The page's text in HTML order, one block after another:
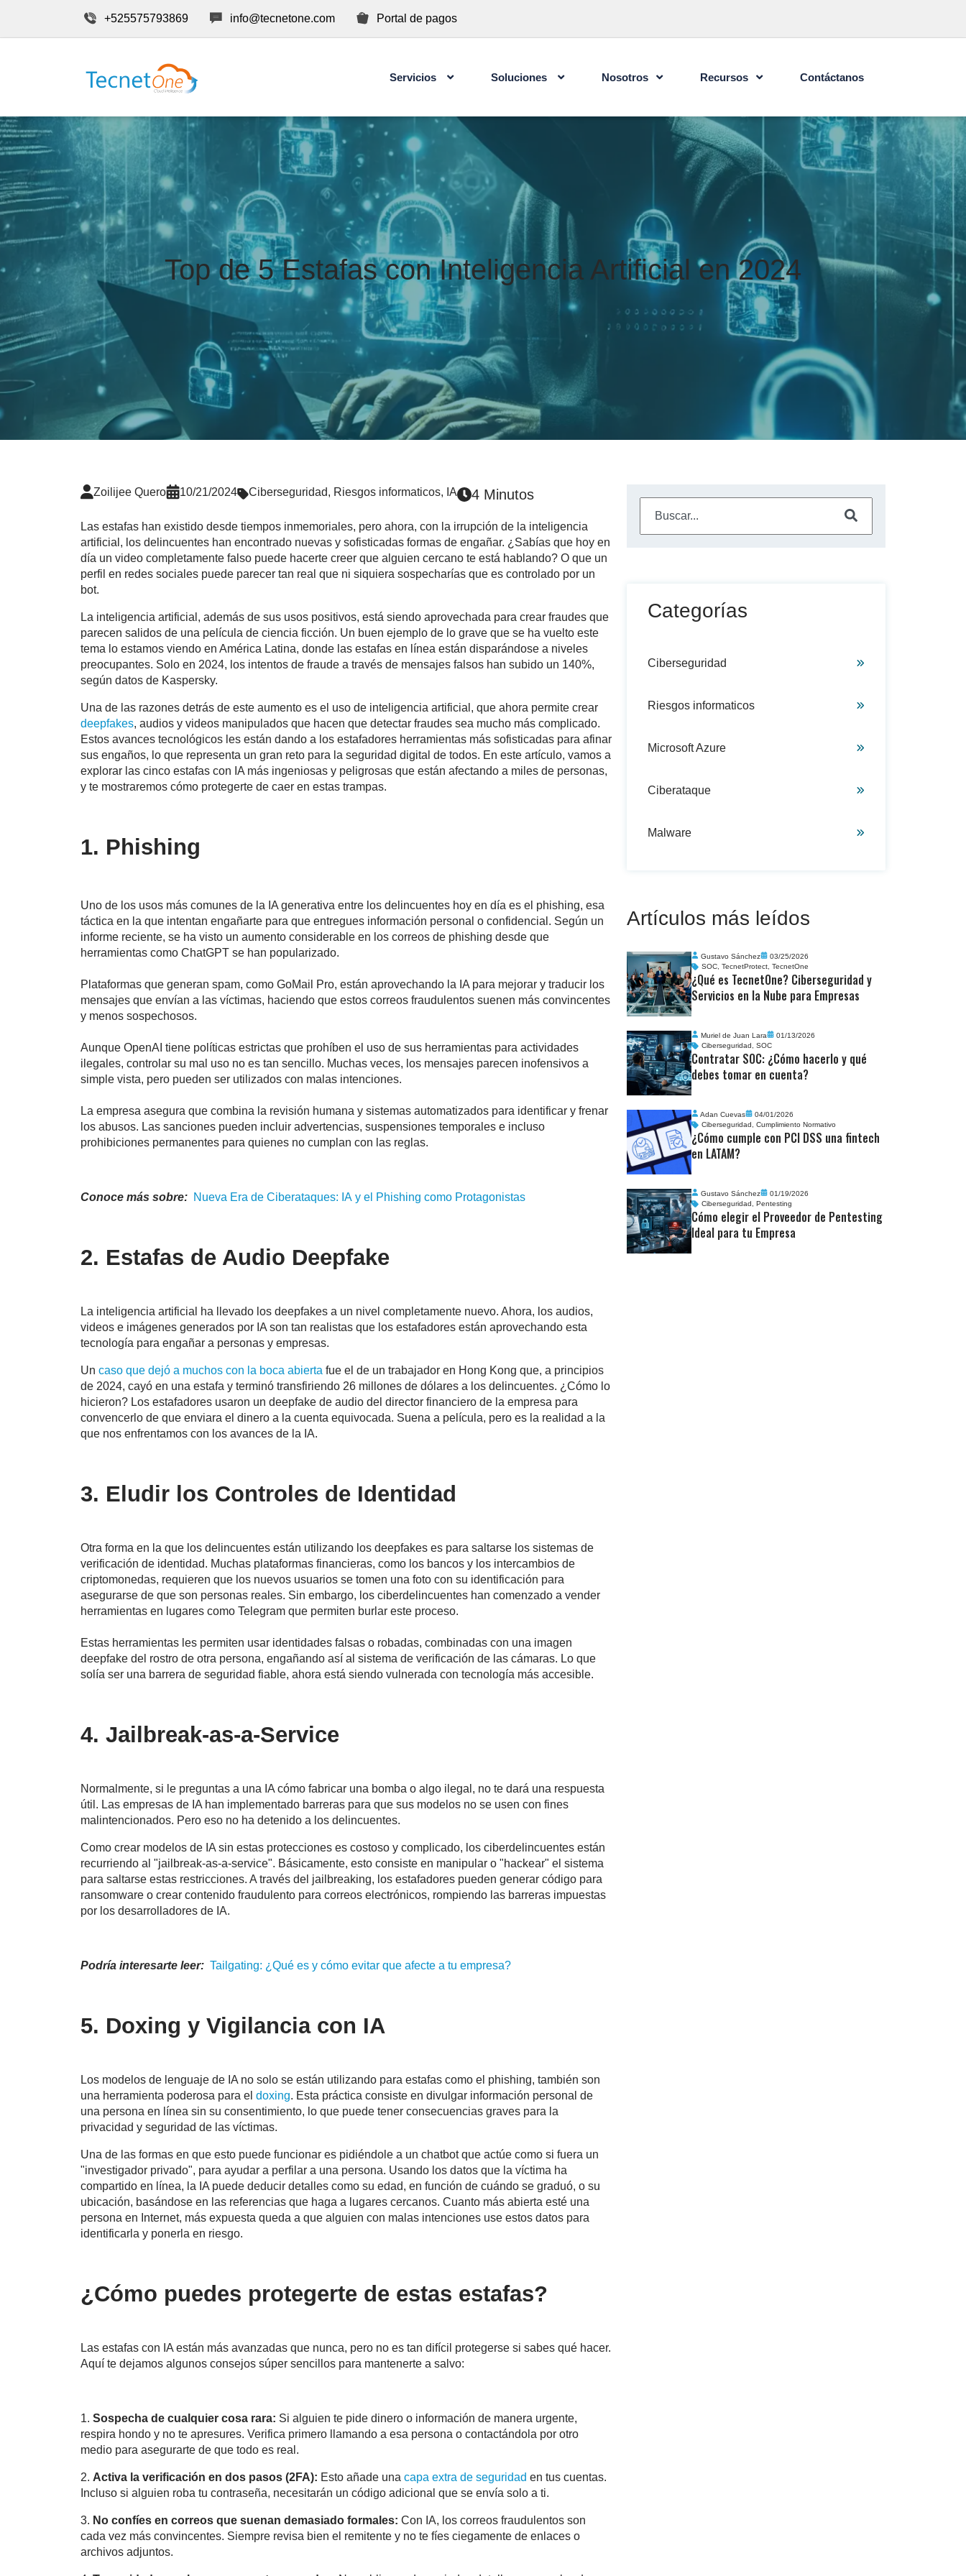
+525575793869 info@tecnetone.com Portal de pagos
Servicios Soluciones Nosotros Recursos Contáctanos
Top de 5 Estafas con Inteligencia Artificial en 2024
Zoilijee Quero 10/21/2024 Ciberseguridad, Riesgos informaticos, IA 4 Minutos
Las estafas han existido desde tiempos inmemoriales, pero ahora, con la irrupción de la inteligencia
artificial, los delincuentes han encontrado nuevas y sofisticadas formas de engañar. ¿Sabías que hoy en
día un video completamente falso puede hacerte creer que alguien cercano te está hablando? O que un
perfil en redes sociales puede parecer tan real que ni siquiera sospecharías que es controlado por un
bot.
La inteligencia artificial, además de sus usos positivos, está siendo aprovechada para crear fraudes que
parecen salidos de una película de ciencia ficción. Un buen ejemplo de lo grave que se ha vuelto este
tema lo estamos viendo en América Latina, donde las estafas en línea están disparándose a niveles
preocupantes. Solo en 2024, los intentos de fraude a través de mensajes falsos han subido un 140%,
según datos de Kaspersky.
Una de las razones detrás de este aumento es el uso de inteligencia artificial, que ahora permite crear
deepfakes, audios y videos manipulados que hacen que detectar fraudes sea mucho más complicado.
Estos avances tecnológicos les están dando a los estafadores herramientas más sofisticadas para afinar
sus engaños, lo que representa un gran reto para la seguridad digital de todos. En este artículo, vamos a
explorar las cinco estafas con IA más ingeniosas y peligrosas que están afectando a miles de personas,
y te mostraremos cómo protegerte de caer en estas trampas.
1. Phishing
Uno de los usos más comunes de la IA generativa entre los delincuentes hoy en día es el phishing, esa
táctica en la que intentan engañarte para que entregues información personal o confidencial. Según un
informe reciente, se ha visto un aumento considerable en los correos de phishing desde que
herramientas como ChatGPT se han popularizado.
Plataformas que generan spam, como GoMail Pro, están aprovechando la IA para mejorar y traducir los
mensajes que envían a las víctimas, haciendo que estos correos fraudulentos suenen más convincentes
y menos sospechosos.
Aunque OpenAI tiene políticas estrictas que prohíben el uso de sus herramientas para actividades
ilegales, controlar su mal uso no es tan sencillo. Muchas veces, los mensajes parecen inofensivos a
simple vista, pero pueden ser utilizados con malas intenciones.
La empresa asegura que combina la revisión humana y sistemas automatizados para identificar y frenar
los abusos. Las sanciones pueden incluir advertencias, suspensiones temporales e incluso
prohibiciones permanentes para quienes no cumplan con las reglas.
Conoce más sobre: Nueva Era de Ciberataques: IA y el Phishing como Protagonistas
2. Estafas de Audio Deepfake
La inteligencia artificial ha llevado los deepfakes a un nivel completamente nuevo. Ahora, los audios,
videos e imágenes generados por IA son tan realistas que los estafadores están aprovechando esta
tecnología para engañar a personas y empresas.
Un caso que dejó a muchos con la boca abierta fue el de un trabajador en Hong Kong que, a principios
de 2024, cayó en una estafa y terminó transfiriendo 26 millones de dólares a los delincuentes. ¿Cómo lo
hicieron? Los estafadores usaron un deepfake de audio del director financiero de la empresa para
convencerlo de que enviara el dinero a la cuenta equivocada. Suena a película, pero es la realidad a la
que nos enfrentamos con los avances de la IA.
3. Eludir los Controles de Identidad
Otra forma en la que los delincuentes están utilizando los deepfakes es para saltarse los sistemas de
verificación de identidad. Muchas plataformas financieras, como los bancos y los intercambios de
criptomonedas, requieren que los nuevos usuarios se tomen una foto con su identificación para
asegurarse de que son personas reales. Sin embargo, los ciberdelincuentes han comenzado a vender
herramientas en lugares como Telegram que permiten burlar este proceso.
Estas herramientas les permiten usar identidades falsas o robadas, combinadas con una imagen
deepfake del rostro de otra persona, engañando así al sistema de verificación de las cámaras. Lo que
solía ser una barrera de seguridad fiable, ahora está siendo vulnerada con tecnología más accesible.
4. Jailbreak-as-a-Service
Normalmente, si le preguntas a una IA cómo fabricar una bomba o algo ilegal, no te dará una respuesta
útil. Las empresas de IA han implementado barreras para que sus modelos no se usen con fines
malintencionados. Pero eso no ha detenido a los delincuentes.
Como crear modelos de IA sin estas protecciones es costoso y complicado, los ciberdelincuentes están
recurriendo al "jailbreak-as-a-service". Básicamente, esto consiste en manipular o "hackear" el sistema
para saltarse estas restricciones. A través del jailbreaking, los estafadores pueden generar código para
ransomware o crear contenido fraudulento para correos electrónicos, rompiendo las barreras impuestas
por los desarrolladores de IA.
Podría interesarte leer: Tailgating: ¿Qué es y cómo evitar que afecte a tu empresa?
5. Doxing y Vigilancia con IA
Los modelos de lenguaje de IA no solo se están utilizando para estafas como el phishing, también son
una herramienta poderosa para el doxing. Esta práctica consiste en divulgar información personal de
una persona en línea sin su consentimiento, lo que puede tener consecuencias graves para la
privacidad y seguridad de las víctimas.
Una de las formas en que esto puede funcionar es pidiéndole a un chatbot que actúe como si fuera un
"investigador privado", para ayudar a perfilar a una persona. Usando los datos que la víctima ha
compartido en línea, la IA puede deducir detalles como su edad, en función de cuándo se graduó, o su
ubicación, basándose en las referencias que haga a lugares cercanos. Cuanto más abierta esté una
persona en Internet, más expuesta queda a que alguien con malas intenciones use estos datos para
identificarla y ponerla en riesgo.
¿Cómo puedes protegerte de estas estafas?
Las estafas con IA están más avanzadas que nunca, pero no es tan difícil protegerse si sabes qué hacer.
Aquí te dejamos algunos consejos súper sencillos para mantenerte a salvo:
1. Sospecha de cualquier cosa rara: Si alguien te pide dinero o información de manera urgente,
respira hondo y no te apresures. Verifica primero llamando a esa persona o contactándola por otro
medio para asegurarte de que todo es real.
2. Activa la verificación en dos pasos (2FA): Esto añade una capa extra de seguridad en tus cuentas.
Incluso si alguien roba tu contraseña, necesitarán un código adicional que se envía solo a ti.
3. No confíes en correos que suenan demasiado formales: Con IA, los correos fraudulentos son
cada vez más convincentes. Siempre revisa bien el remitente y no te fíes ciegamente de enlaces o
archivos adjuntos.
Categorías
Ciberseguridad
Riesgos informaticos
Microsoft Azure
Ciberataque
Malware
Artículos más leídos
Gustavo Sánchez
03/25/2026
SOC, TecnetProtect, TecnetOne
¿Qué es TecnetOne? Ciberseguridad y
Servicios en la Nube para Empresas
Muriel de Juan Lara
01/13/2026
Ciberseguridad, SOC
Contratar SOC: ¿Cómo hacerlo y qué
debes tomar en cuenta?
Adan Cuevas
04/01/2026
Ciberseguridad, Cumplimiento Normativo
¿Cómo cumple con PCI DSS una fintech
en LATAM?
Gustavo Sánchez
01/19/2026
Ciberseguridad, Pentesting
Cómo elegir el Proveedor de Pentesting
Ideal para tu Empresa